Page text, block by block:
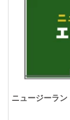
ニュージーラ